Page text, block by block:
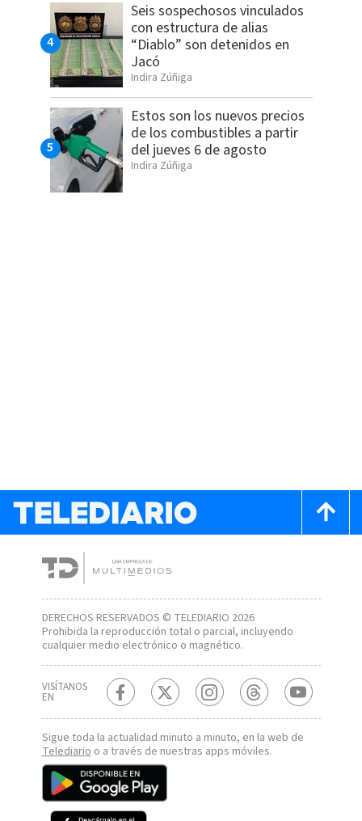
Seis sospechosos vinculados
con estructura de alias
“Diablo” son detenidos en
Jacó
Indira Zúñiga
Estos son los nuevos precios
de los combustibles a partir
del jueves 6 de agosto
Indira Zúñiga
DERECHOS RESERVADOS © TELEDIARIO 2026
Prohibida la reproducción total o parcial, incluyendo
cualquier medio electrónico o magnético.
VISÍTANOS
EN
Sigue toda la actualidad minuto a minuto, en la web de
Telediarioo a través de nuestras apps móviles.